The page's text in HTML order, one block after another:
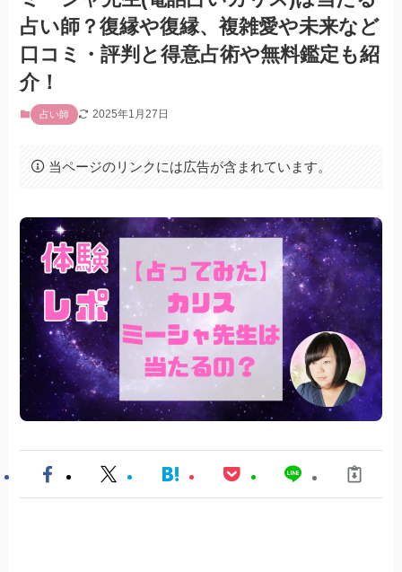
占い師？復縁や復縁、複雑愛や未来など
口コミ・評判と得意占術や無料鑑定も紹
介！
占い師 2025年1月27日
当ページのリンクには広告が含まれています。